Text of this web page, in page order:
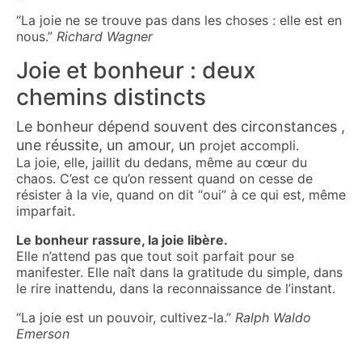
“La joie ne se trouve pas dans les choses : elle est en
nous.” Richard Wagner
Joie et bonheur : deux
chemins distincts
Le bonheur dépend souvent des circonstances ,
une réussite, un amour, un projet accompli.
La joie, elle, jaillit du dedans, même au cœur du
chaos. C’est ce qu’on ressent quand on cesse de
résister à la vie, quand on dit “oui” à ce qui est, même
imparfait.
Le bonheur rassure, la joie libère.
Elle n’attend pas que tout soit parfait pour se
manifester. Elle naît dans la gratitude du simple, dans
le rire inattendu, dans la reconnaissance de l’instant.
“La joie est un pouvoir, cultivez-la.” Ralph Waldo
Emerson